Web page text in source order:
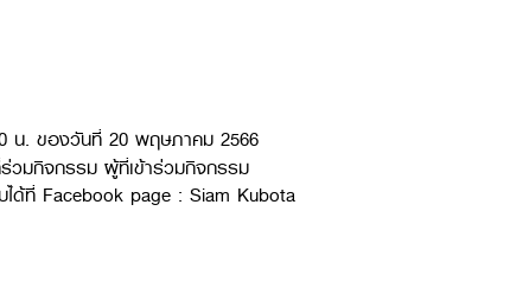
น. ของวันที่ 20 พฤษภาคม 2566
วมกิจกรรม ผู้ที่เข้าร่วมกิจกรรม
ที่ Facebook page : Siam Kubota